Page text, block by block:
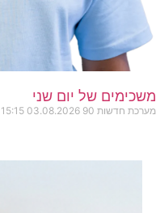
משכימים של יום שני
מערכת חדשות 90 03.08.2026
15:15